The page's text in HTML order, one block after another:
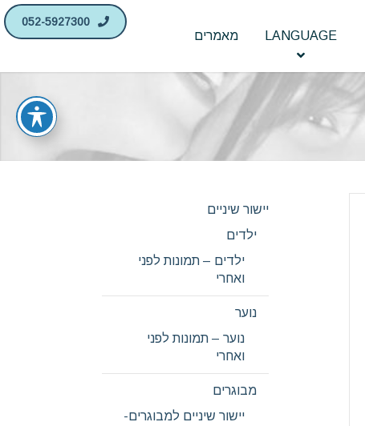
LANGUAGE מאמרים
יישור שיניים
ילדים
ילדים – תמונות לפני
ואחרי
נוער
נוער – תמונות לפני
ואחרי
מבוגרים
יישור שיניים למבוגרים-
052-5927300